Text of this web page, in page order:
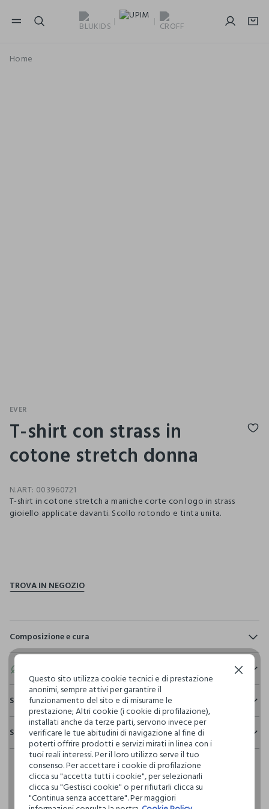
NAVIGATION.ARIA.GOTOMAINCONTENT
Home
EVER
T-shirt con strass in
cotone stretch donna
N.ART: 003960721
T-shirt in cotone stretch a maniche corte con logo in strass
gioiello applicate davanti. Scollo rotondo e tinta unita.
Composizione e cura
Composizione:
NON CANDEGGIARE
TEMPERATURA MASSIMA 30°C - PROCEDURA DELICATA
LAVAGGIO A SECCO PROFESSIONALE CON
TETRACLOROETILENE E TUTTI I SOLVENTI INDICATI CON IL
SEGNO F - PROCEDURA NORMALE
Consumo d'acqua
Per la realizzazione di questo capo sono stati
utilizzati1.315,65 litri dacqua
Emissioni di CO2
Per la realizzazione di questo capo sono stati
emessi4,72 kg di CO2
Sostenibilità e trasparenza
Sicurezza
Il 100% dei nostri articoli viene sottoposto a test chimico-
fisici, per verificarne il rispetto dei limiti che abbiamo
definito per l’uso di sostanze chimiche, talvolta anche più
restrittivi rispetto a quelli previsti dalla normativa
internazionale.
Clicca qui per vedere i dettagli
Spedizione e resi
Hai fino a 30 giorni dalla consegna del tuo ordine online per
cambiare idea e restituire i prodotti che hai acquistato.
Questo sito utilizza cookie tecnici e di prestazione
anonimi, sempre attivi per garantire il
funzionamento del sito e di misurarne le
prestazione; Altri cookie (i cookie di profilazione),
installati anche da terze parti, servono invece per
verificare le tue abitudini di navigazione al fine di
poterti offrire prodotti e servizi mirati in linea con i
tuoi reali interessi. Per il loro utilizzo serve il tuo
consenso. Per accettare i cookie di profilazione
clicca su "accetta tutti i cookie", per selezionarli
clicca su "Gestisci cookie" o per rifiutarli clicca su
"Continua senza accettare". Per maggiori
Continua senza accettare